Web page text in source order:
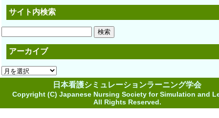
サイト内検索
アーカイブ
ア
ー
ブ
日本看護シミュレーションラーニング学会
Copyright (C) Japanese Nursing Society for Simulation and
All Rights Reserved.